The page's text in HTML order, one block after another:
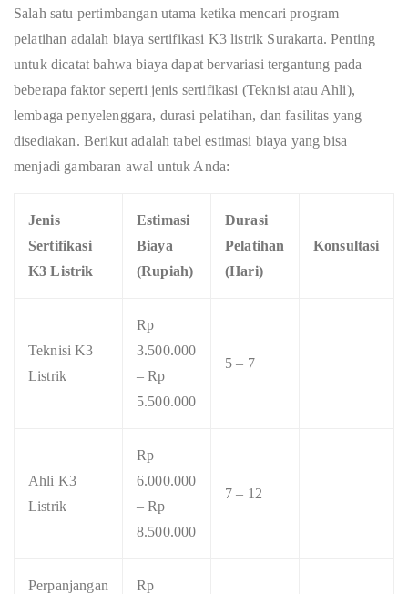
Salah satu pertimbangan utama ketika mencari program
pelatihan adalah biaya sertifikasi K3 listrik Surakarta. Penting
untuk dicatat bahwa biaya dapat bervariasi tergantung pada
beberapa faktor seperti jenis sertifikasi (Teknisi atau Ahli),
lembaga penyelenggara, durasi pelatihan, dan fasilitas yang
disediakan. Berikut adalah tabel estimasi biaya yang bisa
menjadi gambaran awal untuk Anda:
Jenis
Sertifikasi
K3 Listrik
Estimasi
Biaya
(Rupiah)
Durasi
Pelatihan
(Hari)
Konsultasi
Teknisi K3
Listrik
Rp
3.500.000
– Rp
5.500.000
5 – 7
Ahli K3
Listrik
Rp
6.000.000
– Rp
8.500.000
7 – 12
Perpanjangan Rp